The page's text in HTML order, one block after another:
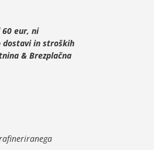
60 eur, ni
dostavi in stroških
& Brezplačna